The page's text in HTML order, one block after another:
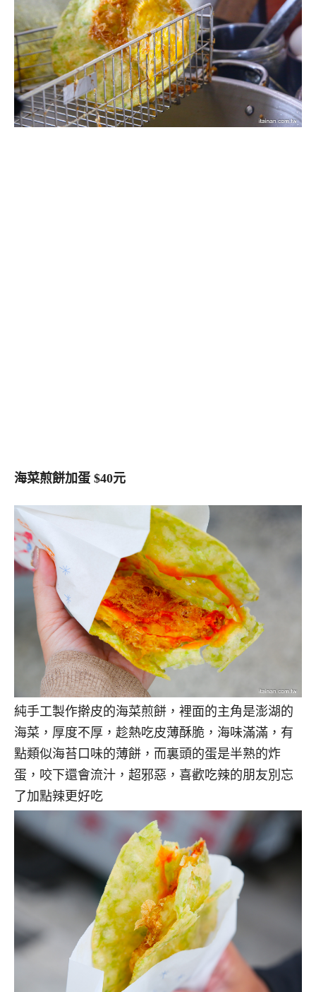
海菜煎餅加蛋 $40元
純手工製作擀皮的海菜煎餅，裡面的主角是澎湖的
海菜，厚度不厚，趁熱吃皮薄酥脆，海味滿滿，有
點類似海苔口味的薄餅，而裏頭的蛋是半熟的炸
蛋，咬下還會流汁，超邪惡，喜歡吃辣的朋友別忘
了加點辣更好吃